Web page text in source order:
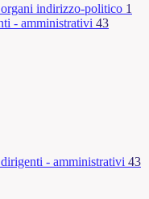
indirizzo-politico 1
- amministrativi 43
- amministrativi 43